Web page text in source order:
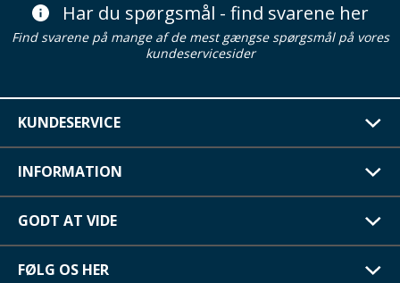
Har du spørgsmål - find svarene her
Find svarene på mange af de mest gængse spørgsmål på vores
kundeservicesider
KUNDESERVICE
INFORMATION
GODT AT VIDE
FØLG OS HER